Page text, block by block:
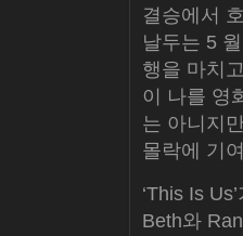
결승에서
날두는 5
행을 마치
이 나를 영
는 아니지
몰락에 기
‘This Is
Beth와